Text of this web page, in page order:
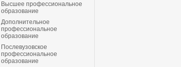
Высшее профессиональное
образование
Дополнительное
профессиональное
образование
Послевузовское
профессиональное
образование